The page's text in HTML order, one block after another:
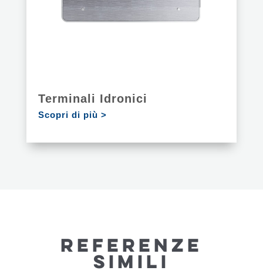
Terminali Idronici
Scopri di più >
REFERENZE
SIMILI